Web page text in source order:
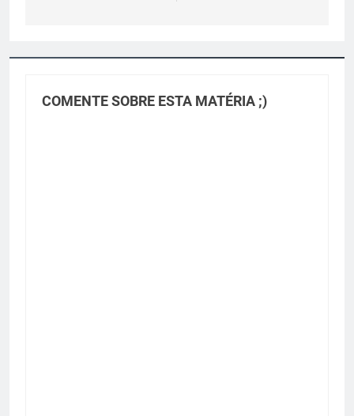
COMENTE SOBRE ESTA MATÉRIA ;)